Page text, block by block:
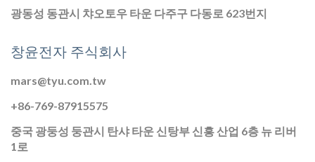
광동성 동관시 챠오토우 타운 다주구 다동로 623번지
창윤전자 주식회사
mars@tyu.com.tw
+86-769-87915575
중국 광둥성 둥관시 탄샤 타운 신탕부 신흥 산업 6층 뉴 리버
1로